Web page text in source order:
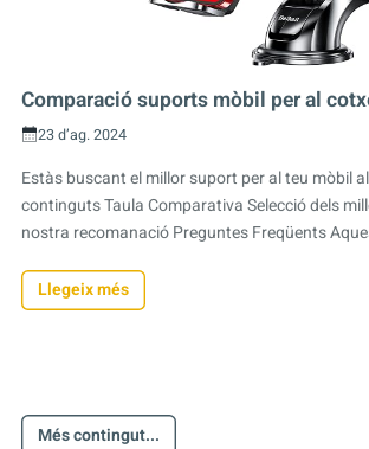
Comparació suports mòbil per al
23 d’ag. 2024
Estàs buscant el millor suport per al teu mòbil
continguts Taula Comparativa Selecció dels
nostra recomanació Preguntes Freqüents
Llegeix més
Més contingut...